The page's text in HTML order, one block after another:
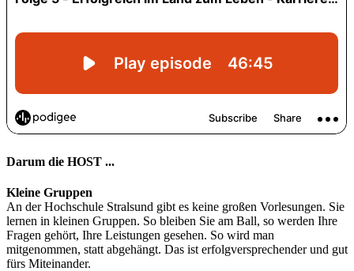
Darum die HOST ...
Kleine Gruppen
An der Hochschule Stralsund gibt es keine großen Vorlesungen. Sie
lernen in kleinen Gruppen. So bleiben Sie am Ball, so werden Ihre
Fragen gehört, Ihre Leistungen gesehen. So wird man
mitgenommen, statt abgehängt. Das ist erfolgversprechender und gut
fürs Miteinander.